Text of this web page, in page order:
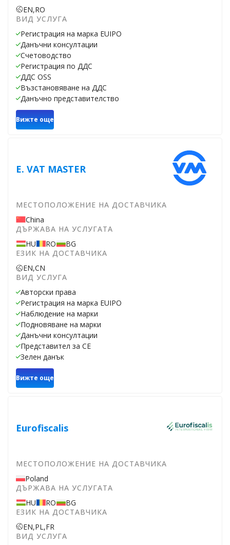
EN,RO
ВИД УСЛУГА
Регистрация на марка EUIPO
Данъчни консултации
Счетоводство
Регистрация по ДДС
ДДС OSS
Възстановяване на ДДС
Данъчно представителство
Вижте още
E. VAT MASTER
МЕСТОПОЛОЖЕНИЕ НА ДОСТАВЧИКА
China
ДЪРЖАВА НА УСЛУГАТА
HU
RO
BG
ЕЗИК НА ДОСТАВЧИКА
EN,CN
ВИД УСЛУГА
Авторски права
Регистрация на марка EUIPO
Наблюдение на марки
Подновяване на марки
Данъчни консултации
Представител за CE
Зелен данък
Вижте още
Eurofiscalis
МЕСТОПОЛОЖЕНИЕ НА ДОСТАВЧИКА
Poland
ДЪРЖАВА НА УСЛУГАТА
HU
RO
BG
ЕЗИК НА ДОСТАВЧИКА
EN,PL,FR
ВИД УСЛУГА